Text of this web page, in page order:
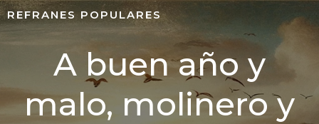
REFRANES POPULARES
A buen año y
malo, molinero y